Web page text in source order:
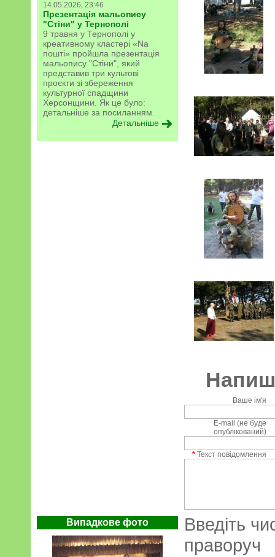
14.05.2026, 23:46
Презентація мальопису
"Стіни" у Тернополі
9 травня у Тернополі у
креативному кластері «Na
пошті» пройшла презентація
мальопису "Стіни", який
представив три культові
проєкти зі збереження
культурної спадщини
Херсонщини. Як це було:
детальніше за посиланням.
Детальніше
Випадкове фото
Ваше ім'я
E-mail (не буде
опублікований)
* Текст повідомлення
Введіть
праворуч